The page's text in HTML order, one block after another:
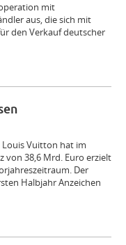
mit
aus, die sich mit
den Verkauf deutscher
Vuitton hat im
von 38,6 Mrd. Euro erzielt
Der
Halbjahr Anzeichen